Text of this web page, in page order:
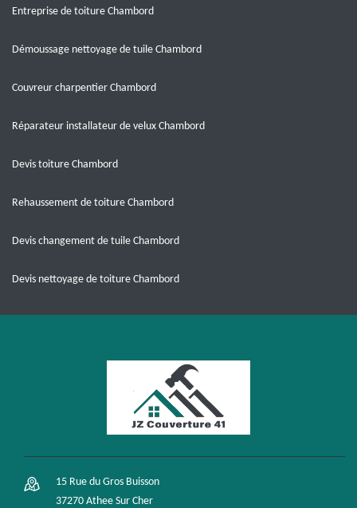
Entreprise de toiture Chambord
Démoussage nettoyage de tuile Chambord
Couvreur charpentier Chambord
Réparateur installateur de velux Chambord
Devis toiture Chambord
Rehaussement de toiture Chambord
Devis changement de tuile Chambord
Devis nettoyage de toiture Chambord
15 Rue du Gros Buisson
37270 Athee Sur Cher